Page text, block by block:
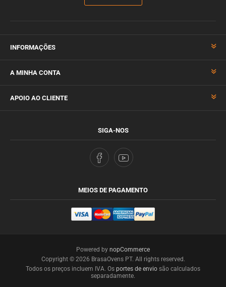
INFORMAÇÕES
A MINHA CONTA
APOIO AO CLIENTE
SIGA-NOS
MEIOS DE PAGAMENTO
Powered by nopCommerce
Copyright © 2026 BrasaOvens PT. All rights reserved.
Todos os preços incluem IVA. Os portes de envio são calculados
separadamente.